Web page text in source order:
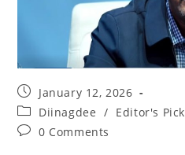
January 12, 2026
Diinagdee / Editor's Pick
0 Comments